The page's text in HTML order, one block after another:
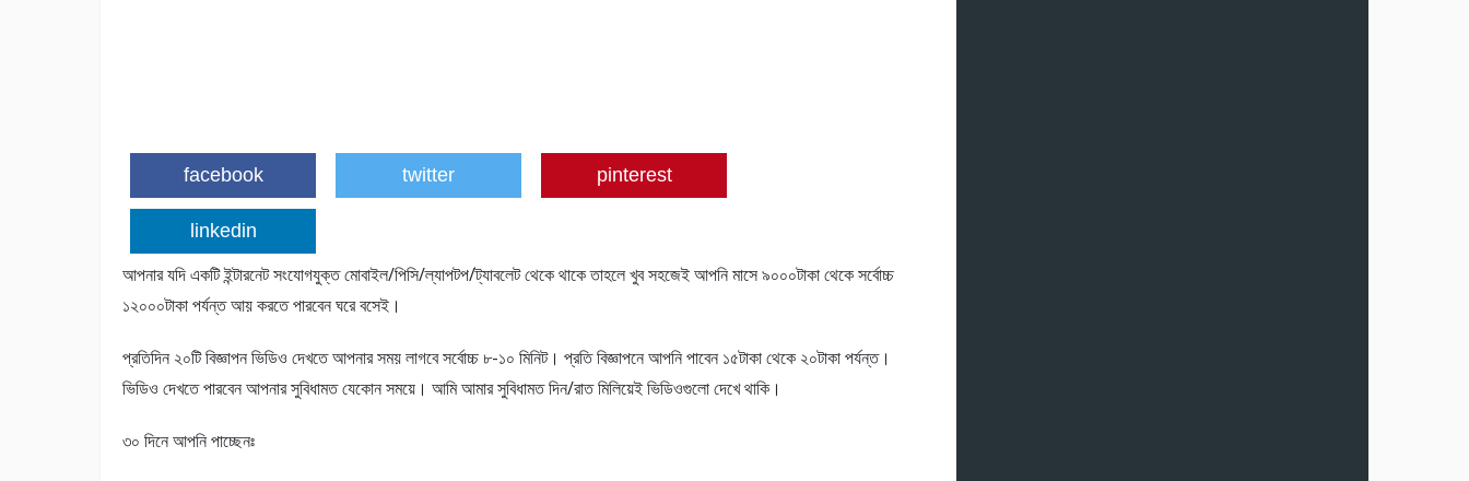
facebook twitter pinterest
linkedin
আপনার যদি একটি ইন্টারনেট সংযোগযুক্ত মোবাইল/পিসি/ল্যাপটপ/ট্যাবলেট থেকে থাকে তাহলে খুব সহজেই আপনি মাসে ৯০০০টাকা থেকে সর্বোচ্চ
১২০০০টাকা পর্যন্ত আয় করতে পারবেন ঘরে বসেই।
প্রতিদিন ২০টি বিজ্ঞাপন ভিডিও দেখতে আপনার সময় লাগবে সর্বোচ্চ ৮-১০ মিনিট। প্রতি বিজ্ঞাপনে আপনি পাবেন ১৫টাকা থেকে ২০টাকা পর্যন্ত।
ভিডিও দেখতে পারবেন আপনার সুবিধামত যেকোন সময়ে। আমি আমার সুবিধামত দিন/রাত মিলিয়েই ভিডিওগুলো দেখে থাকি।
৩০ দিনে আপনি পাচ্ছেনঃ